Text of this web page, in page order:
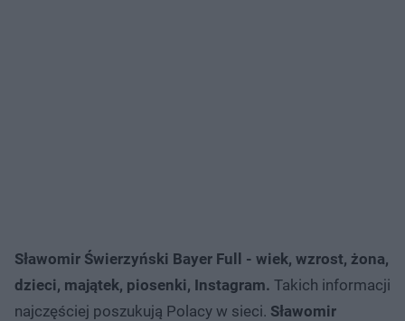
Sławomir Świerzyński Bayer Full - wiek, wzrost, żona,
dzieci, majątek, piosenki, Instagram. Takich informacji
najczęściej poszukują Polacy w sieci. Sławomir